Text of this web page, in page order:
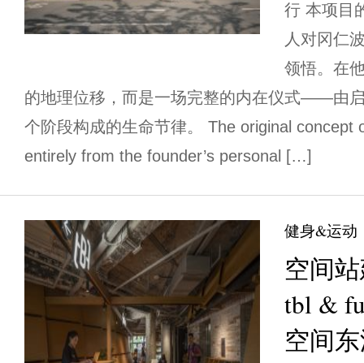
行 本项目
人对冈仁
领悟。在
的地理位移，而是一场完整的内在仪式——由
个阶段构成的生命节律。 The original concept
entirely from the founder’s personal […]
健身&运动
空间
tbl &
空间